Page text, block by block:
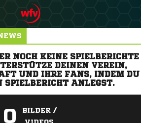
NOCH KEINE SPIELBERICHTE
DEINEN VEREIN,
UND IHRE FANS, INDEM DU
SPIELBERICHT ANLEGST.
0
BILDER /